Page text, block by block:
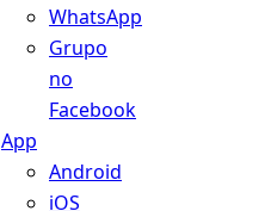
WhatsApp
Grupo
no
Facebook
App
Android
iOS